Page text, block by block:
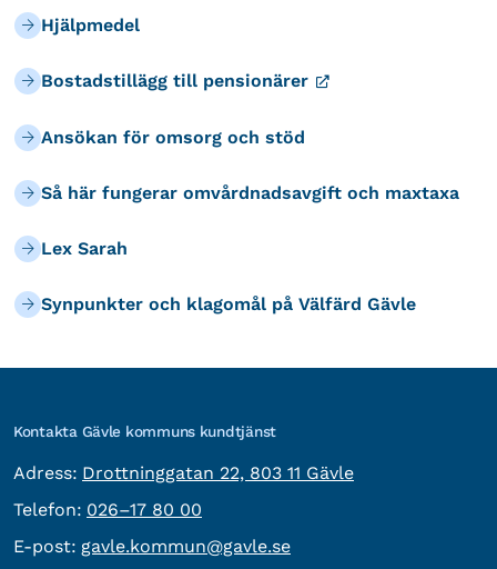
Hjälpmedel
Bostadstillägg till pensionärer
Ansökan för omsorg och stöd
Så här fungerar omvårdnadsavgift och maxtaxa
Lex Sarah
Synpunkter och klagomål på Välfärd Gävle
Kontakta Gävle kommuns kundtjänst
Adress: besöksadress:
Drottninggatan 22, 803 11 Gävle
Telefon: Telefon:
026–17 80 00
E-post: E-post:
gavle.kommun@gavle.se